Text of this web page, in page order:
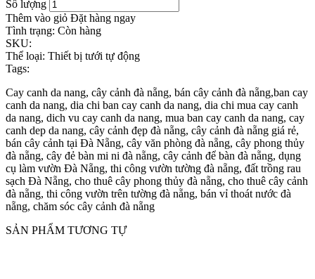
Số lượng
Thêm vào giỏ Đặt hàng ngay
Tình trạng: Còn hàng
SKU:
Thể loại: Thiết bị tưới tự động
Tags:
Cay canh da nang, cây cảnh đà nẵng, bán cây cảnh đà nẵng,ban cay
canh da nang, dia chi ban cay canh da nang, dia chi mua cay canh
da nang, dich vu cay canh da nang, mua ban cay canh da nang, cay
canh dep da nang, cây cảnh đẹp đà nẵng, cây cảnh đà nẵng giá rẻ,
bán cây cảnh tại Đà Nẵng, cây văn phòng đà nẵng, cây phong thủy
đà nẵng, cây đẻ bàn mi ni đà nẵng, cây cảnh để bàn đà nẵng, dụng
cụ làm vườn Đà Nẵng, thi công vườn tường đà nẵng, đất trồng rau
sạch Đà Nẵng, cho thuê cây phong thủy đà nẵng, cho thuê cây cảnh
đà nẵng, thi công vườn trên tường đà nẵng, bán vỉ thoát nước đà
nẵng, chăm sóc cây cảnh đà nẵng
SẢN PHẨM TƯƠNG TỰ